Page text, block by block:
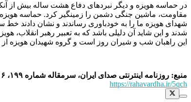
در حماسه هویزه و دیگر نبردهای دفاع هشت ساله بیش از
مقاومت، ماشین جنگی دشمن را زمینگیر کرد. حماسه هویزه
شهدای هویزه ما را به خودباوری رساندند و نشان دادند
این راهبان شب و شیران روز است و گروه شهیدان هویزه از
منبع: روزنامه اینترنتی صدای ایران، سرمقاله شماره ۱۹۹، ۱۴۰۴/۱۰/۱۶
https://rahavardha.ir/5qch